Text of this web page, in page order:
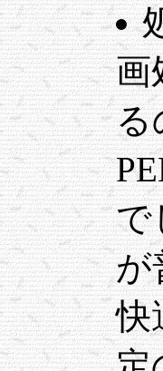
画
る
で
が
快